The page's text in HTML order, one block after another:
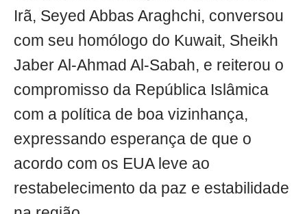
Irã, Seyed Abbas Araghchi, conversou
com seu homólogo do Kuwait, Sheikh
Jaber Al-Ahmad Al-Sabah, e reiterou o
compromisso da República Islâmica
com a política de boa vizinhança,
expressando esperança de que o
acordo com os EUA leve ao
restabelecimento da paz e estabilidade